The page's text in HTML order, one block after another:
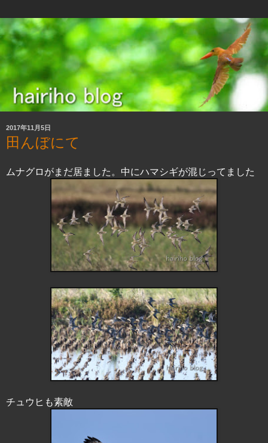
2017年11月5日
田んぼにて
ムナグロがまだ居ました。中にハマシギが混じってました
チュウヒも素敵